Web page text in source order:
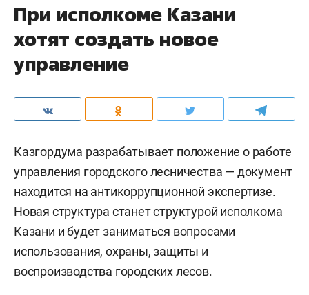
При исполкоме Казани
хотят создать новое
управление
Казгордума разрабатывает положение о работе
управления городского лесничества — документ
находится на антикоррупционной экспертизе.
Новая структура станет структурой исполкома
Казани и будет заниматься вопросами
использования, охраны, защиты и
воспроизводства городских лесов.